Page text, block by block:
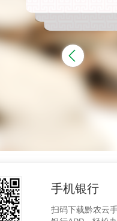
手机银行
扫码下载黔农云